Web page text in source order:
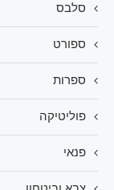
סלבס
ספורט
ספרות
פוליטיקה
פנאי